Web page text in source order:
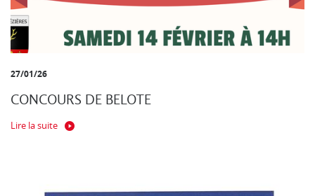
27/01/26
CONCOURS DE BELOTE
Lire la suite